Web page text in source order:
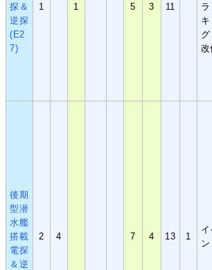
探＆
逆探
(E2
7)
1 1 5 3 11
ラ
キ
グ
改
後期
型潜
水艦
搭載
電探
＆逆
2 4 7 4 13 1
ン